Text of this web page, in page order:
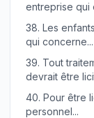
entreprise qui
38. Les
qui concerne...
39. Tout
devrait être
40. Pour être
personnel...